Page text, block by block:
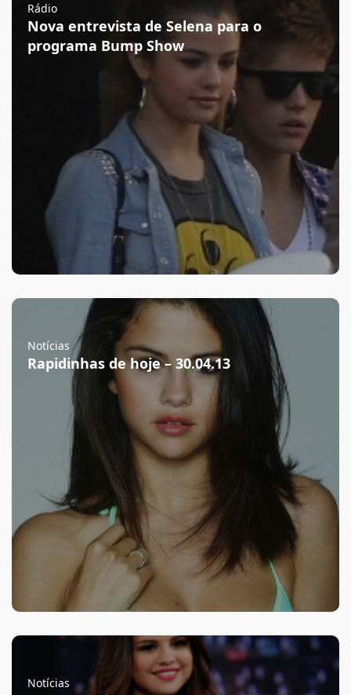
Rádio
Nova entrevista de Selena para o
programa Bump Show
Notícias
Rapidinhas de hoje – 30.04.13
Notícias